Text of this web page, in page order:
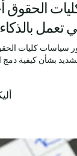
الحقوق
تعمل
سياسات كليات
بشأن كيفية دمج